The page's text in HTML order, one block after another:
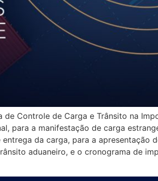
Controle de Carga e Trânsito na
para a manifestação de carga
da carga, para a apresentação
aduaneiro, e o cronograma de